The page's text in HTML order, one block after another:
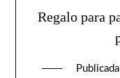
Regalo para
Publicada